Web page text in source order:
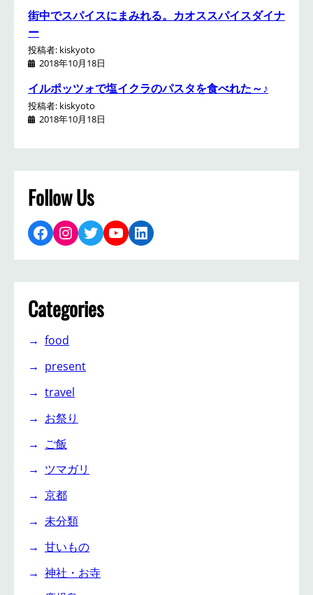
街中でスパイスにまみれる。カオススパイスダイナ
ー
投稿者: kiskyoto
2018年10月18日
イルポッツォで塩イクラのパスタを食べれた～♪
投稿者: kiskyoto
2018年10月18日
Follow Us
Facebook Instagram Twitter YouTube LinkedIn
Categories
food
present
travel
お祭り
ご飯
ツマガリ
京都
未分類
甘いもの
神社・お寺